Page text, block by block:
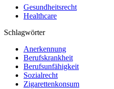
Gesundheitsrecht
Healthcare
Schlagwörter
Anerkennung
Berufskrankheit
Berufsunfähigkeit
Sozialrecht
Zigarettenkonsum